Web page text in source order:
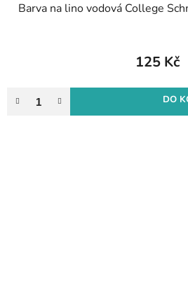
Barva na lino vodová College
125 Kč
DO